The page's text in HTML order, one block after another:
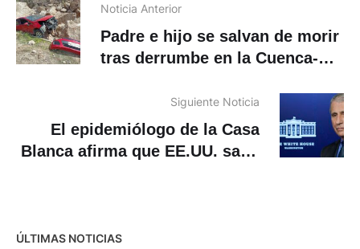
Noticia Anterior
Padre e hijo se salvan de morir
tras derrumbe en la Cuenca-
Siguiente Noticia
El epidemiólogo de la Casa
Blanca afirma que EE.UU. salió
ÚLTIMAS NOTICIAS